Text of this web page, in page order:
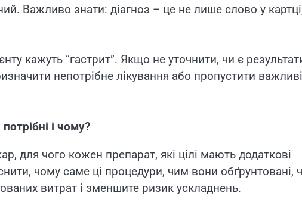
Важливо знати: діагноз – це не лише слово у
кажуть “гастрит”. Якщо не уточнити, чи є
непотрібне лікування або пропустити важливі
і чому?
для чого кожен препарат, які цілі мають додаткові
чому саме ці процедури, чим вони обґрунтовані,
витрат і зменшите ризик ускладнень.